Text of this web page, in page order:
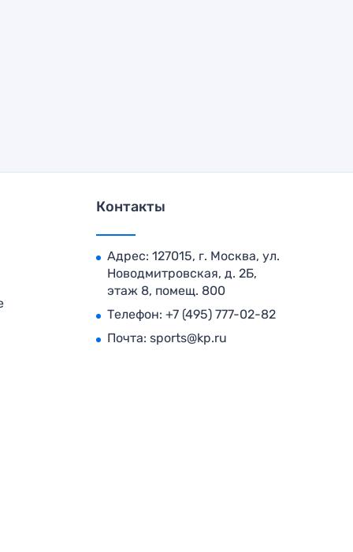
Контакты
Адрес: 127015, г. Москва, ул.
Новодмитровская, д. 2Б,
этаж 8, помещ. 800
Телефон: +7 (495) 777-02-82
Почта: sports@kp.ru